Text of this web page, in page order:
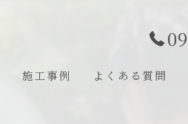
施工事例 よくある質問